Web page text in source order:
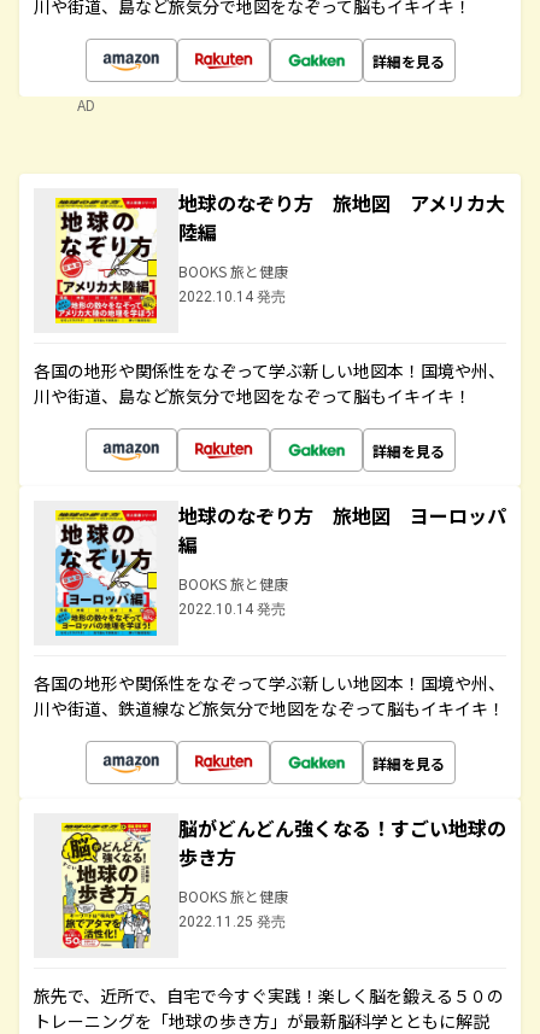
川や街道、島など旅気分で地図をなぞって脳もイキイキ！
詳細を見る
AD
地球のなぞり方 旅地図 アメリカ大
陸編
BOOKS 旅と健康
2022.10.14 発売
各国の地形や関係性をなぞって学ぶ新しい地図本！国境や州、
川や街道、島など旅気分で地図をなぞって脳もイキイキ！
詳細を見る
地球のなぞり方 旅地図 ヨーロッパ
編
BOOKS 旅と健康
2022.10.14 発売
各国の地形や関係性をなぞって学ぶ新しい地図本！国境や州、
川や街道、鉄道線など旅気分で地図をなぞって脳もイキイキ！
詳細を見る
脳がどんどん強くなる！すごい地球の
歩き方
BOOKS 旅と健康
2022.11.25 発売
旅先で、近所で、自宅で今すぐ実践！楽しく脳を鍛える５０の
トレーニングを「地球の歩き方」が最新脳科学とともに解説